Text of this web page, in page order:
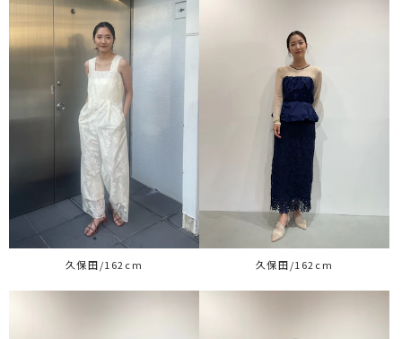
久保田/162cm 久保田/162cm